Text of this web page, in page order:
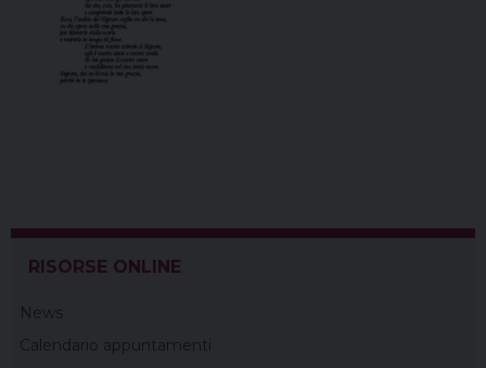
RISORSE ONLINE
News
Calendario appuntamenti